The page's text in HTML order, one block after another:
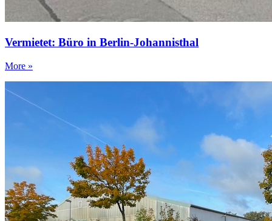
Vermietet: Büro in Berlin-Johannisthal
More »